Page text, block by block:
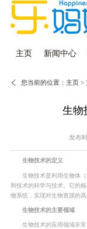
主页 新闻中心
您当前的位置：主页 >
生物
发布
生物技术的定义
生物技术是利用生物体
和技术的科学与技术。它的
物系统，实现对生物资源的高
生物技术的主要领域
生物技术的应用领域非